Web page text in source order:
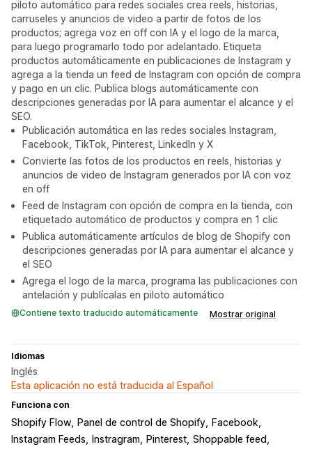
piloto automático para redes sociales crea reels, historias,
carruseles y anuncios de video a partir de fotos de los
productos; agrega voz en off con IA y el logo de la marca,
para luego programarlo todo por adelantado. Etiqueta
productos automáticamente en publicaciones de Instagram y
agrega a la tienda un feed de Instagram con opción de compra
y pago en un clic. Publica blogs automáticamente con
descripciones generadas por IA para aumentar el alcance y el
SEO.
Publicación automática en las redes sociales Instagram,
Facebook, TikTok, Pinterest, LinkedIn y X
Convierte las fotos de los productos en reels, historias y
anuncios de video de Instagram generados por IA con voz
en off
Feed de Instagram con opción de compra en la tienda, con
etiquetado automático de productos y compra en 1 clic
Publica automáticamente artículos de blog de Shopify con
descripciones generadas por IA para aumentar el alcance y
el SEO
Agrega el logo de la marca, programa las publicaciones con
antelación y publícalas en piloto automático
Contiene texto traducido automáticamente Mostrar original
Idiomas
Inglés
Esta aplicación no está traducida al Español
Funciona con
Shopify Flow Panel de control de Shopify
Facebook
Instagram Feeds
Instragram Pinterest Shoppable feed